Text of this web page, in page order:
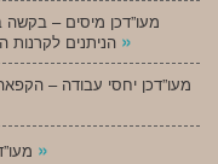
מעו”דכן מיסים –
»
»